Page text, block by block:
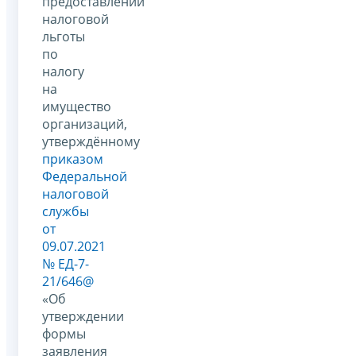
налоговой
льготы
по
налогу
на
имущество
организаций,
утверждённому
приказом
Федеральной
налоговой
службы
от
09.07.2021
№ ЕД-7-
21/646@
«Об
утверждении
формы
заявления